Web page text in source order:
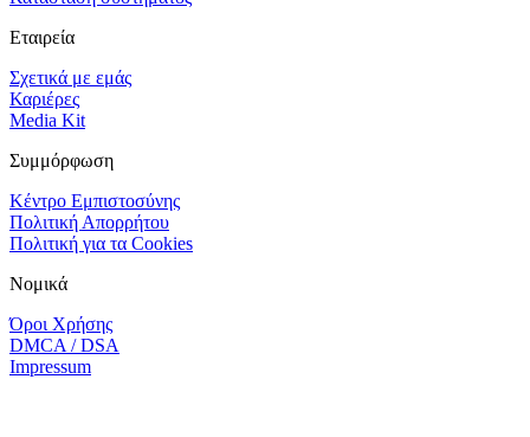
Εταιρεία
Σχετικά με εμάς
Καριέρες
Media Kit
Συμμόρφωση
Κέντρο Εμπιστοσύνης
Πολιτική Απορρήτου
Πολιτική για τα Cookies
Νομικά
Όροι Χρήσης
DMCA / DSA
Impressum